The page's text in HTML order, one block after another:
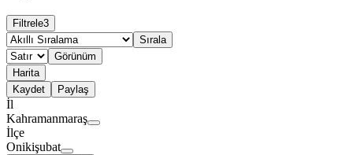
Filtrele3
Sırala
Görünüm
Harita
Kaydet
Paylaş
İl
Kahramanmaraş
İlçe
Onikişubat